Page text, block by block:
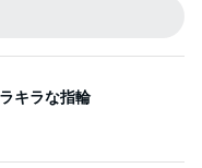
キラな指輪